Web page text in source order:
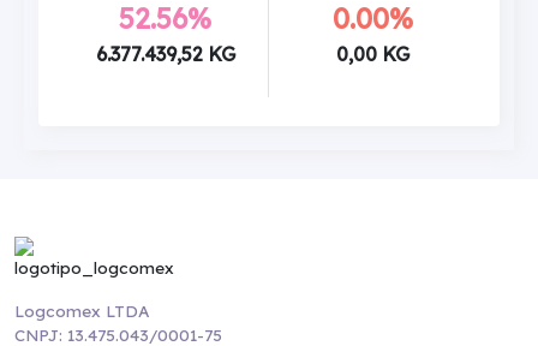
52.56%
6.377.439,52 KG
0.00%
0,00 KG
Logcomex LTDA
CNPJ: 13.475.043/0001-75